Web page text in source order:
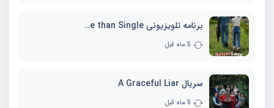
برنامه تلویزیونی Better Late than Single
5 ماه قبل
سریال A Graceful Liar
5 ماه قبل